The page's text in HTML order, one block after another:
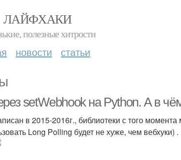
ЛАЙФХАКИ
полезные хитрости
новости статьи
setWebhook на Python. А в
в 2015-2016г., библиотеки с того момента
Long Polling будет не хуже, чем вебхуки) .